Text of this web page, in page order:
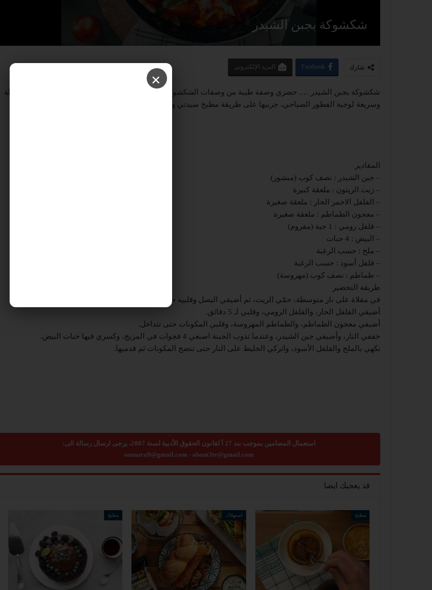
شكشوكة بجبن الشيدر
شارك Facebook البريد الإلكتروني
شكشوكة بجبن الشيدر …. حضري وصفة طيبة من وصفات الشكشوكة المضاف لها جبن الشيدر الغني واللذيذ، وصفة سهلة
وسريعة لوجبة الفطور الصباحي، جربيها على طريقة مطبخ سيدتي وقدميها ساخنة مع الخبز الطازج
المقادير
– جبن الشيدر : نصف كوب (مبشور)
– زيت الزيتون : ملعقة كبيرة
– الفلفل الاحمر الحار : ملعقة صغيرة
– معجون الطماطم : ملعقة صغيرة
– فلفل رومي : 1 حبة (مفروم)
– البيض : 4 حبات
– ملح : حسب الرغبة
– فلفل أسود : حسب الرغبة
– طماطم : نصف كوب (مهروسة)
طريقة التحضير
في مقلاة على نار متوسطة، حمّي الزيت، ثم أضيفي البصل وقلبيه حتى يذبل.
أضيفي الفلفل الحار، والفلفل الرومي، وقلبي لـ 5 دقائق.
أضيفي معجون الطماطم، والطماطم المهروسة، وقلبي المكونات حتى تتداخل.
خففي النار، وأضيفي جبن الشيدر، وعندما تذوب الجبنة اصنعي 4 فجوات في المزيج، وكسري فيها حبات البيض.
نكهي بالملح والفلفل الأسود، واتركي الخليط على النار حتى تنضج المكونات ثم قدميها.
استعمال المضامين بموجب بند 27 أ لقانون الحقوق الأدبية لسنة 2007، يرجى ارسال رسالة الى:
sonnara9@gmail.com - abom3te@gmail.com
قد يعجبك ايضا
مطبخ استهلاك مطبخ
✕